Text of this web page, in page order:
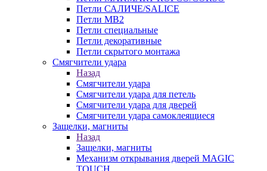
Петли САЛИЧЕ/SALICE
Петли MB2
Петли специальные
Петли декоративные
Петли скрытого монтажа
Смягчители удара
Назад
Смягчители удара
Смягчители удара для петель
Смягчители удара для дверей
Cмягчители удара самоклеящиеся
Защелки, магниты
Назад
Защелки, магниты
Механизм открывания дверей MAGIC
TOUCH